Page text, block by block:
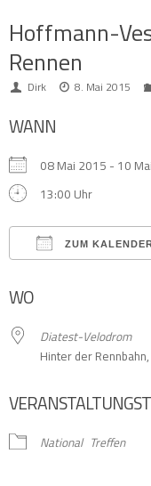
Hoffmann-
Rennen
Dirk 8. Mai 2015
WANN
08 Mai 2015 - 10
13:00 Uhr
ZUM
WO
Diatest-Velodrom
Hinter der
National Treffen